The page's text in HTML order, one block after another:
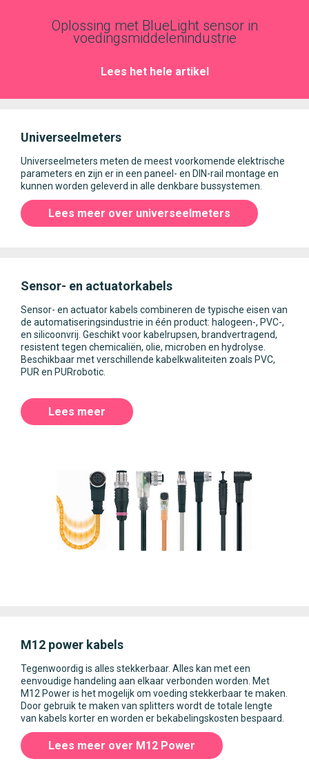
Oplossing met BlueLight sensor in
voedingsmiddelenindustrie
Lees het hele artikel
Universeelmeters
Universeelmeters meten de meest voorkomende elektrische
parameters en zijn er in een paneel- en DIN-rail montage en
kunnen worden geleverd in alle denkbare bussystemen.
Lees meer over universeelmeters
Sensor- en actuatorkabels
Sensor- en actuator kabels combineren de typische eisen van
de automatiseringsindustrie in één product: halogeen-, PVC-,
en silicoonvrij. Geschikt voor kabelrupsen, brandvertragend,
resistent tegen chemicaliën, olie, microben en hydrolyse.
Beschikbaar met verschillende kabelkwaliteiten zoals PVC,
PUR en PURrobotic.
Lees meer
M12 power kabels
Tegenwoordig is alles stekkerbaar. Alles kan met een
eenvoudige handeling aan elkaar verbonden worden. Met
M12 Power is het mogelijk om voeding stekkerbaar te maken.
Door gebruik te maken van splitters wordt de totale lengte
van kabels korter en worden er bekabelingskosten bespaard.
Lees meer over M12 Power